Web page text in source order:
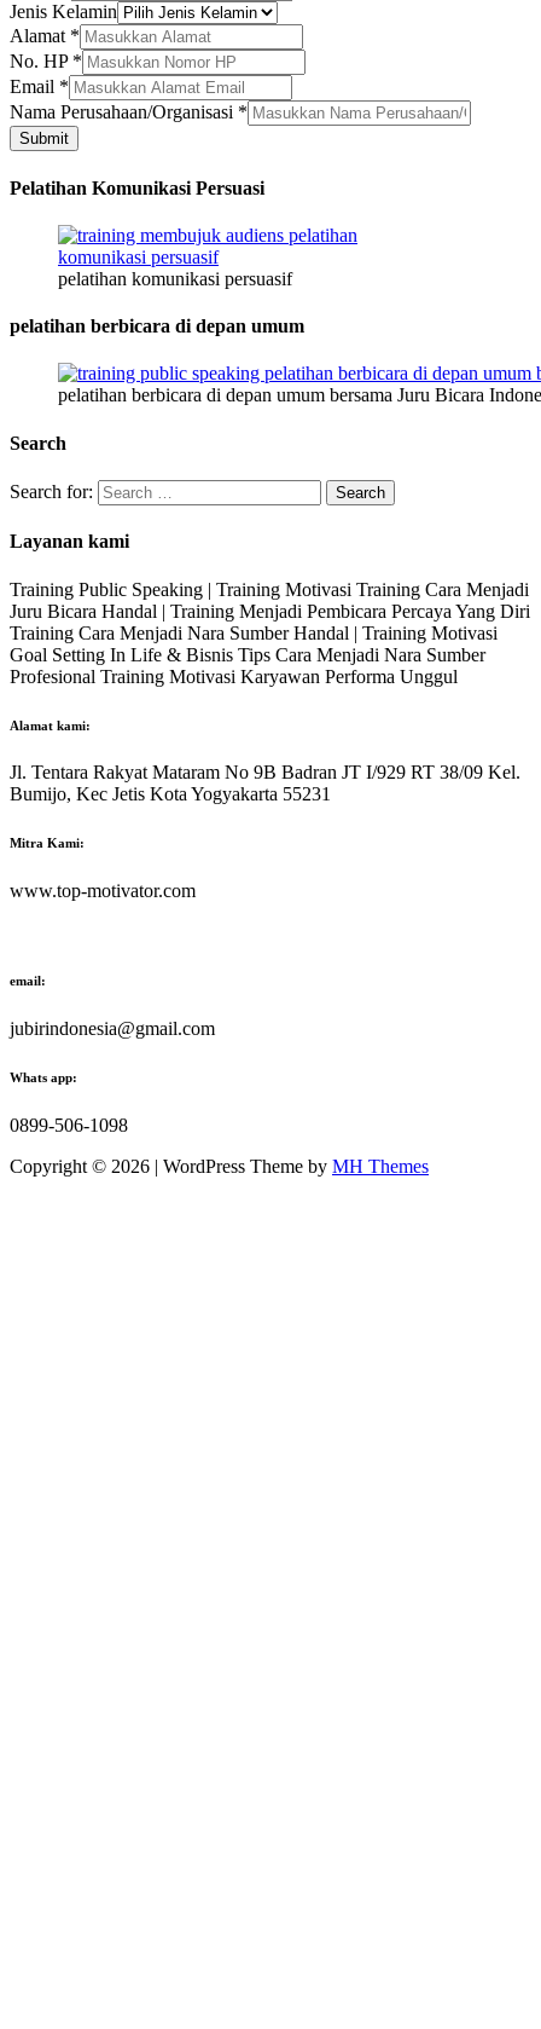
Jenis Kelamin
Email
Alamat
Perusahaan/Organisasi
Alamat *
No. HP *
Email *
Nama Perusahaan/Organisasi *
Submit
Pelatihan Komunikasi Persuasi
pelatihan komunikasi persuasif
pelatihan berbicara di depan umum
pelatihan berbicara di depan umum bersama Juru Bicara
Search
Search for:
Layanan kami
Training Public Speaking | Training Motivasi Training Cara Menjadi
Juru Bicara Handal | Training Menjadi Pembicara Percaya Yang Diri
Training Cara Menjadi Nara Sumber Handal | Training Motivasi
Goal Setting In Life & Bisnis Tips Cara Menjadi Nara Sumber
Profesional Training Motivasi Karyawan Performa Unggul
Alamat kami:
Jl. Tentara Rakyat Mataram No 9B Badran JT I/929 RT 38/09 Kel.
Bumijo, Kec Jetis Kota Yogyakarta 55231
Mitra Kami:
www.top-motivator.com
email:
jubirindonesia@gmail.com
Whats app:
0899-506-1098
Copyright © 2026 | WordPress Theme by MH Themes